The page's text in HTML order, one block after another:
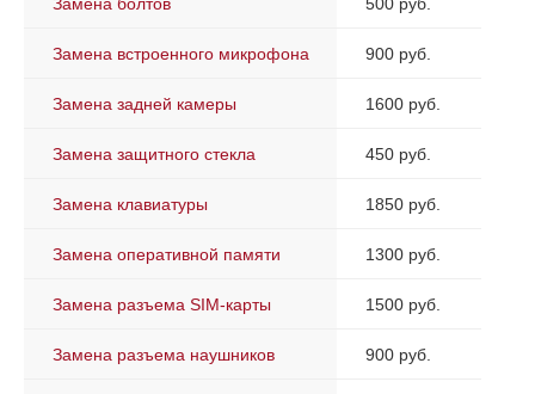
Замена встроенного микрофона 900 руб.
Замена задней камеры 1600 руб.
Замена защитного стекла 450 руб.
Замена клавиатуры 1850 руб.
Замена оперативной памяти 1300 руб.
Замена разъема SIM-карты 1500 руб.
Замена разъема наушников 900 руб.